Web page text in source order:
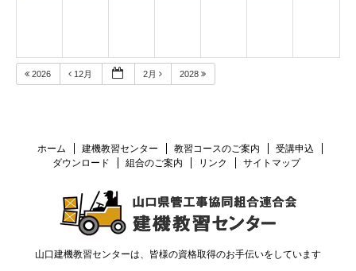
2026 12月 2月 2028
ホーム 建機教習センター 教習コースのご案内
受講申込
ダウンロード
組合のご案内 リンク サイトマップ
山口建機教習センターは、皆様の資格取得のお手伝いをしています